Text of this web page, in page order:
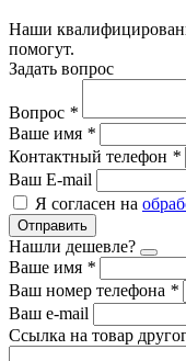
Наши
помогут.
Задать вопрос
Вопрос *
Ваше имя *
Контактный телефон *
Ваш E-mail
Я согласен на
Отправить
Нашли дешевле?
Ваше имя *
Ваш номер телефона *
Ваш e-mail
Ссылка на товар